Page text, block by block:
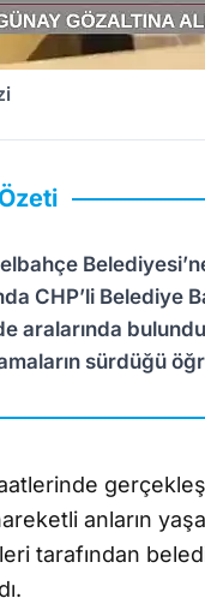
CHP’li Belediye
aralarında
sürdüğü
anların
tarafından